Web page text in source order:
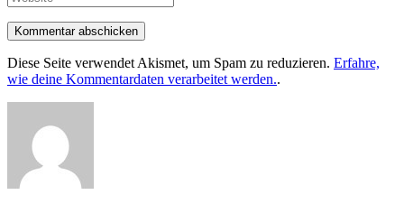
Kommentar abschicken
Diese Seite verwendet Akismet, um Spam zu reduzieren. Erfahre,
wie deine Kommentardaten verarbeitet werden..